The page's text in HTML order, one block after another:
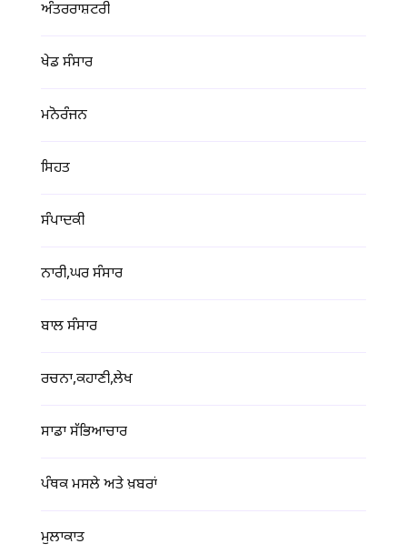
ਅੰਤਰਰਾਸ਼ਟਰੀ
ਖੇਡ ਸੰਸਾਰ
ਮਨੋਰੰਜਨ
ਸਿਹਤ
ਸੰਪਾਦਕੀ
ਨਾਰੀ,ਘਰ ਸੰਸਾਰ
ਬਾਲ ਸੰਸਾਰ
ਰਚਨਾ,ਕਹਾਣੀ,ਲੇਖ
ਸਾਡਾ ਸੱਭਿਆਚਾਰ
ਪੰਥਕ ਮਸਲੇ ਅਤੇ ਖ਼ਬਰਾਂ
ਮੁਲਾਕਾਤ